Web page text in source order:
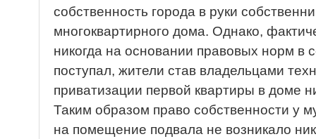
собственность города в руки
многоквартирного дома. Однако,
никогда на основании правовых норм в
поступал, жители став владельцами
приватизации первой квартиры в доме
Таким образом право собственности у
на помещение подвала не возникало